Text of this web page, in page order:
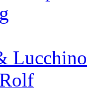
Lucchino